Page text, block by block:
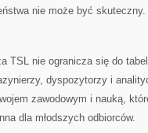
nie może być skuteczny.
TSL nie ogranicza się do
dyspozytorzy i
zawodowym i nauką,
dla młodszych odbiorców.